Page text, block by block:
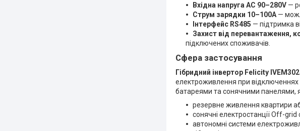
Вхідна напруга AC 90–280V —
Струм зарядки 10–100A —
Інтерфейс RS485 — підтримка
Захист від перевантаження,
підключених споживачів.
Сфера застосування
Гібридний інвертор Felicity
електроживлення при
батареями та сонячними панелями,
резервне живлення квартири
сонячні електростанції Off-
автономні системи